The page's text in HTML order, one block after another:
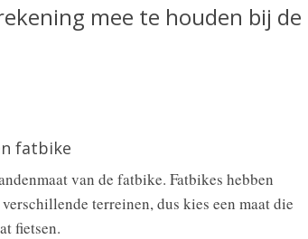
mee te houden bij de
fatbike
van de fatbike. Fatbikes hebben
terreinen, dus kies een maat die
fietsen.